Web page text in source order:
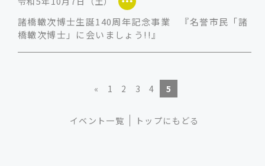
諸橋轍次博士生誕140周年記念事業 『名誉市民「諸
橋轍次博士」に会いましょう!!』
« 1 2 3 4 5
イベント一覧 トップにもどる